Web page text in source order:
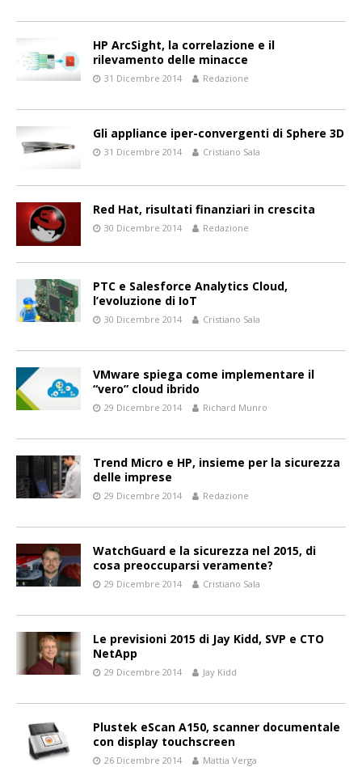
HP ArcSight, la correlazione e il
rilevamento delle minacce
31 Dicembre 2014 Redazione
Gli appliance iper-convergenti di Sphere 3D
31 Dicembre 2014 Cristiano Sala
Red Hat, risultati finanziari in crescita
30 Dicembre 2014 Redazione
PTC e Salesforce Analytics Cloud,
l’evoluzione di IoT
30 Dicembre 2014 Cristiano Sala
VMware spiega come implementare il
“vero” cloud ibrido
29 Dicembre 2014 Richard Munro
Trend Micro e HP, insieme per la sicurezza
delle imprese
29 Dicembre 2014 Redazione
WatchGuard e la sicurezza nel 2015, di
cosa preoccuparsi veramente?
29 Dicembre 2014 Cristiano Sala
Le previsioni 2015 di Jay Kidd, SVP e CTO
NetApp
29 Dicembre 2014 Jay Kidd
Plustek eScan A150, scanner documentale
con display touchscreen
26 Dicembre 2014 Mattia Verga